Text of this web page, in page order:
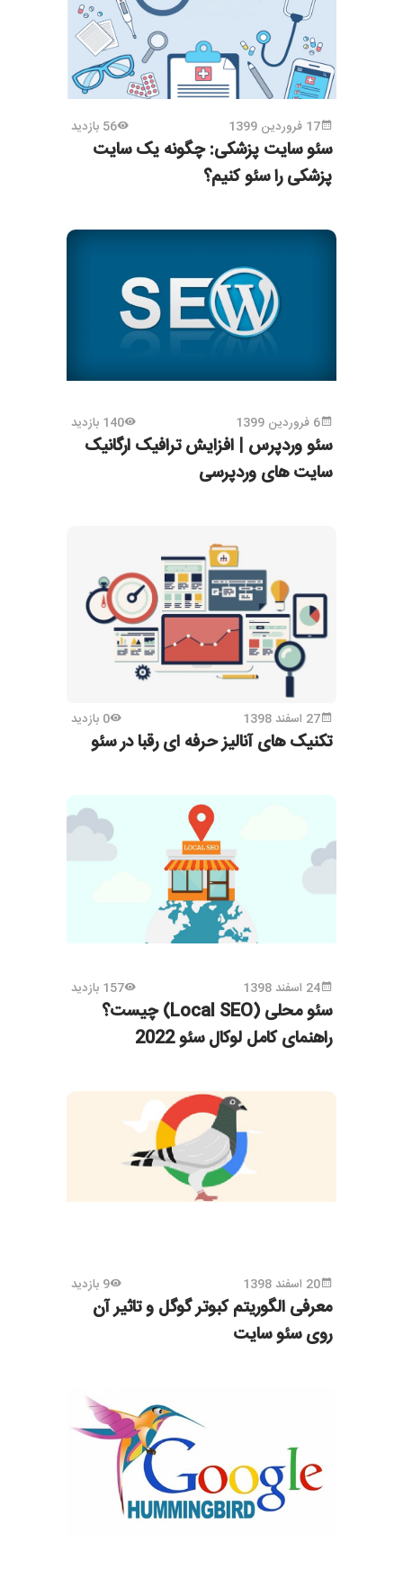
17 فروردین 1399 56 بازدید
سئو سایت پزشکی: چگونه یک سایت
پزشکی را سئو کنیم؟
6 فروردین 1399 140 بازدید
سئو وردپرس | افزایش ترافیک ارگانیک
سایت های وردپرسی
27 اسفند 1398 0 بازدید
تکنیک های آنالیز حرفه ای رقبا در سئو
24 اسفند 1398 157 بازدید
سئو محلی (Local SEO) چیست؟
راهنمای کامل لوکال سئو 2022
20 اسفند 1398 9 بازدید
معرفی الگوریتم کبوتر گوگل و تاثیر آن
روی سئو سایت